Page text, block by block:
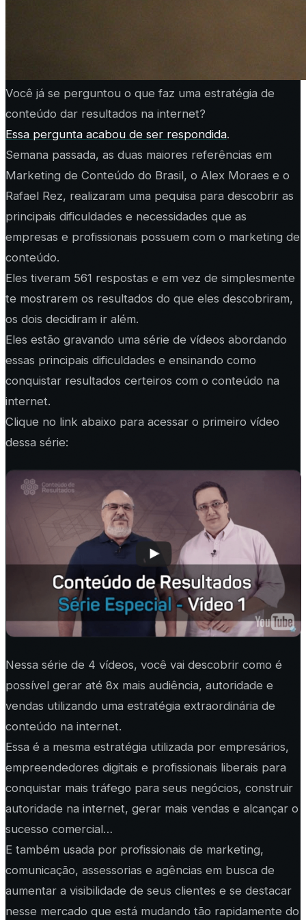
Você já se perguntou o que faz uma estratégia de
conteúdo dar resultados na internet?
Essa pergunta acabou de ser respondida.
Semana passada, as duas maiores referências em
Marketing de Conteúdo do Brasil, o Alex Moraes e o
Rafael Rez, realizaram uma pequisa para descobrir as
principais dificuldades e necessidades que as
empresas e profissionais possuem com o marketing de
conteúdo.
Eles tiveram 561 respostas e em vez de simplesmente
te mostrarem os resultados do que eles descobriram,
os dois decidiram ir além.
Eles estão gravando uma série de vídeos abordando
essas principais dificuldades e ensinando como
conquistar resultados certeiros com o conteúdo na
internet.
Clique no link abaixo para acessar o primeiro vídeo
dessa série:
Nessa série de 4 vídeos, você vai descobrir como é
possível gerar até 8x mais audiência, autoridade e
vendas utilizando uma estratégia extraordinária de
conteúdo na internet.
Essa é a mesma estratégia utilizada por empresários,
empreendedores digitais e profissionais liberais para
conquistar mais tráfego para seus negócios, construir
autoridade na internet, gerar mais vendas e alcançar o
sucesso comercial…
E também usada por profissionais de marketing,
comunicação, assessorias e agências em busca de
aumentar a visibilidade de seus clientes e se destacar
nesse mercado que está mudando tão rapidamente do